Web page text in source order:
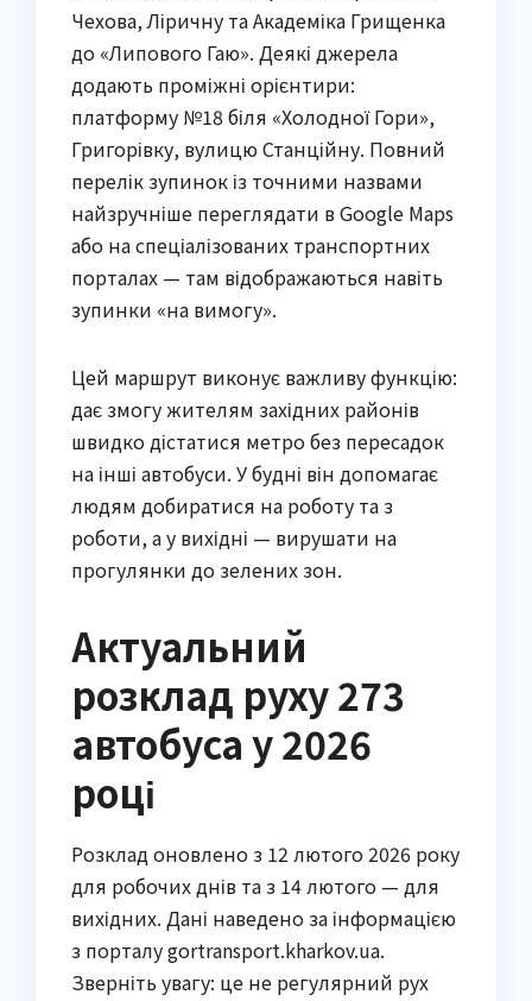
Чехова, Ліричну та Академіка Грищенка
до «Липового Гаю». Деякі джерела
додають проміжні орієнтири:
платформу №18 біля «Холодної Гори»,
Григорівку, вулицю Станційну. Повний
перелік зупинок із точними назвами
найзручніше переглядати в Google Maps
або на спеціалізованих транспортних
порталах — там відображаються навіть
зупинки «на вимогу».
Цей маршрут виконує важливу функцію:
дає змогу жителям західних районів
швидко дістатися метро без пересадок
на інші автобуси. У будні він допомагає
людям добиратися на роботу та з
роботи, а у вихідні — вирушати на
прогулянки до зелених зон.
Актуальний
розклад руху 273
автобуса у 2026
році
Розклад оновлено з 12 лютого 2026 року
для робочих днів та з 14 лютого — для
вихідних. Дані наведено за інформацією
з порталу gortransport.kharkov.ua.
Зверніть увагу: це не регулярний рух